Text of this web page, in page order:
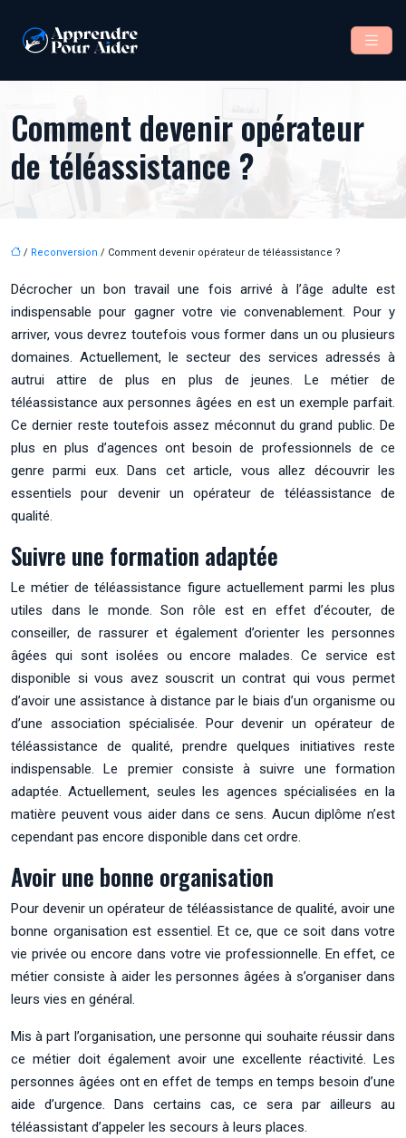
Comment devenir opérateur
de téléassistance ?
/ Reconversion / Comment devenir opérateur de téléassistance ?
Décrocher un bon travail une fois arrivé à l’âge adulte est
indispensable pour gagner votre vie convenablement. Pour y
arriver, vous devrez toutefois vous former dans un ou plusieurs
domaines. Actuellement, le secteur des services adressés à
autrui attire de plus en plus de jeunes. Le métier de
téléassistance aux personnes âgées en est un exemple parfait.
Ce dernier reste toutefois assez méconnut du grand public. De
plus en plus d’agences ont besoin de professionnels de ce
genre parmi eux. Dans cet article, vous allez découvrir les
essentiels pour devenir un opérateur de téléassistance de
qualité.
Suivre une formation adaptée
Le métier de téléassistance figure actuellement parmi les plus
utiles dans le monde. Son rôle est en effet d’écouter, de
conseiller, de rassurer et également d’orienter les personnes
âgées qui sont isolées ou encore malades. Ce service est
disponible si vous avez souscrit un contrat qui vous permet
d’avoir une assistance à distance par le biais d’un organisme ou
d’une association spécialisée. Pour devenir un opérateur de
téléassistance de qualité, prendre quelques initiatives reste
indispensable. Le premier consiste à suivre une formation
adaptée. Actuellement, seules les agences spécialisées en la
matière peuvent vous aider dans ce sens. Aucun diplôme n’est
cependant pas encore disponible dans cet ordre.
Avoir une bonne organisation
Pour devenir un opérateur de téléassistance de qualité, avoir une
bonne organisation est essentiel. Et ce, que ce soit dans votre
vie privée ou encore dans votre vie professionnelle. En effet, ce
métier consiste à aider les personnes âgées à s’organiser dans
leurs vies en général.
Mis à part l’organisation, une personne qui souhaite réussir dans
ce métier doit également avoir une excellente réactivité. Les
personnes âgées ont en effet de temps en temps besoin d’une
aide d’urgence. Dans certains cas, ce sera par ailleurs au
téléassistant d’appeler les secours à leurs places.